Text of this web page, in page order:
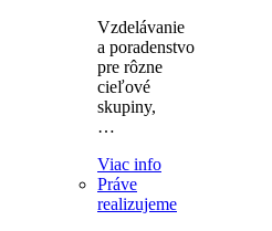
Vzdelávanie
a poradenstvo
pre rôzne
cieľové
skupiny,
…
Viac info
Práve
realizujeme